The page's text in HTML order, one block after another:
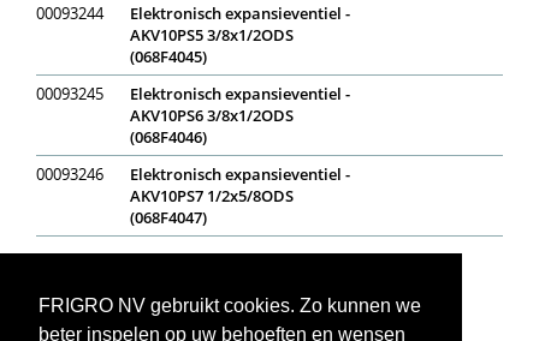
FRIGRO NV gebruikt cookies. Zo kunnen we
beter inspelen op uw behoeften en wensen
00093244
Elektronisch expansieventiel -
AKV10PS5 3/8x1/2ODS
(068F4045)
00093245
Elektronisch expansieventiel -
AKV10PS6 3/8x1/2ODS
(068F4046)
00093246
Elektronisch expansieventiel -
AKV10PS7 1/2x5/8ODS
(068F4047)
Voorraadweergave onder voorbehoud van verkoop